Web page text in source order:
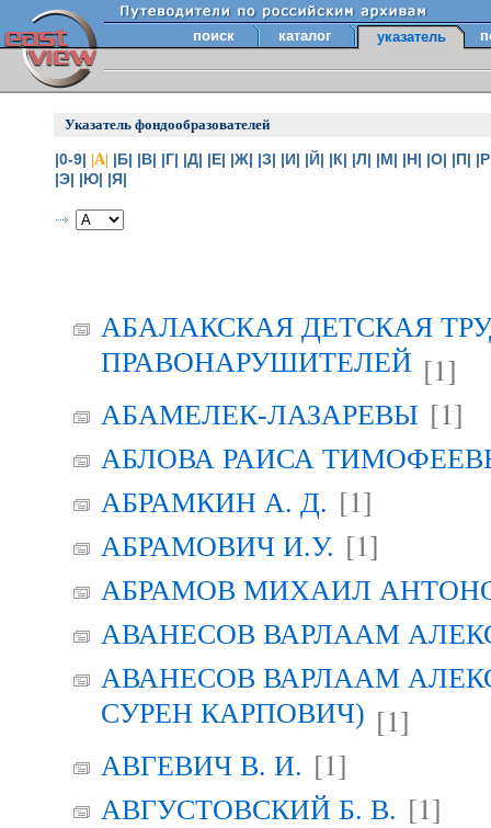
поиск каталог указатель
Указатель фондообразователей
|0-9| |А| |Б| |В| |Г| |Д| |Е| |Ж| |З| |И| |Й| |К| |Л| |М| |Н| |О| |П|
|Э| |Ю| |Я|
АБАЛАКСКАЯ ДЕТСКАЯ
ПРАВОНАРУШИТЕЛЕЙ [1]
АБАМЕЛЕК-ЛАЗАРЕВЫ [1]
АБЛОВА РАИСА
АБРАМКИН А. Д. [1]
АБРАМОВИЧ И.У. [1]
АБРАМОВ МИХАИЛ
АВАНЕСОВ ВАРЛААМ
АВАНЕСОВ ВАРЛААМ
СУРЕН КАРПОВИЧ) [1]
АВГЕВИЧ В. И. [1]
АВГУСТОВСКИЙ Б. В. [1]